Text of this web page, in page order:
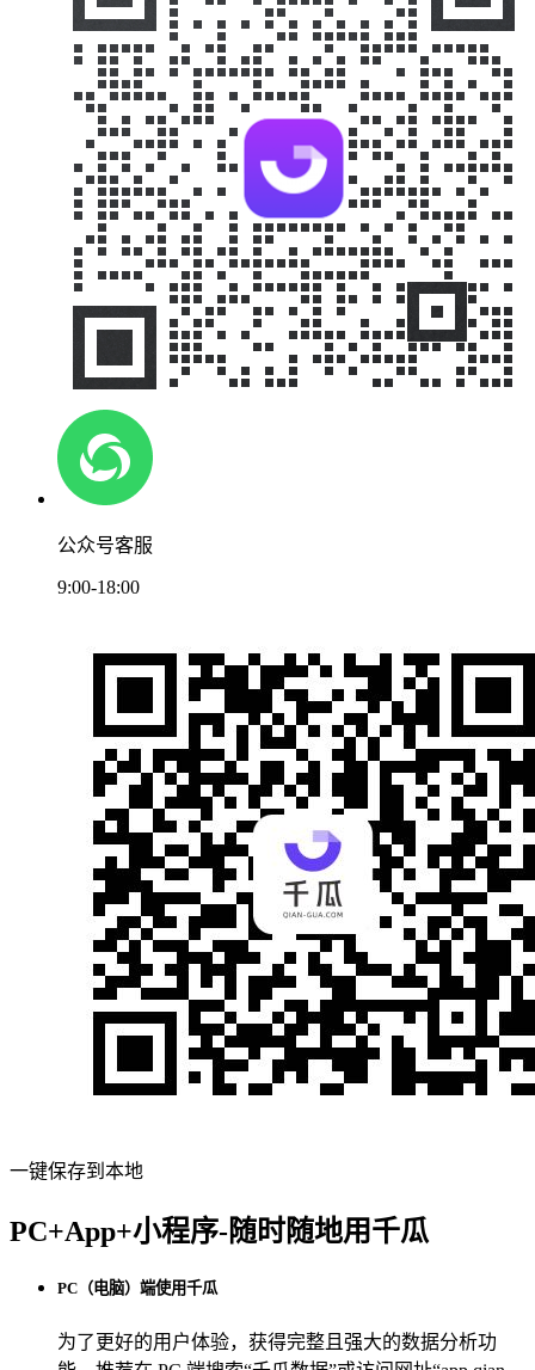
公众号客服
9:00-18:00
一键保存到本地
PC+App+小程序-随时随地用千瓜
PC（电脑）端使用千瓜
为了更好的用户体验，获得完整且强大的数据分析功